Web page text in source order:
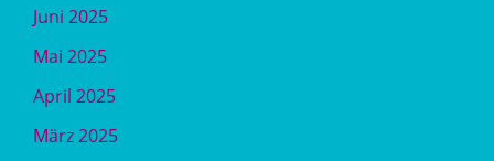
Juni 2025
Mai 2025
April 2025
März 2025